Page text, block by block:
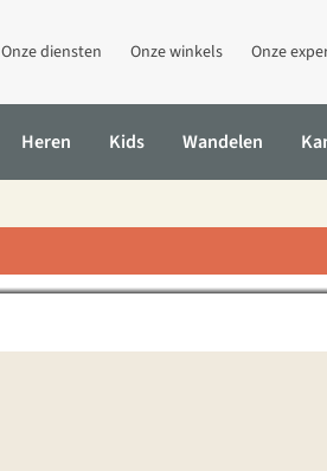
Onze diensten Onze winkels Onze
Heren Kids Wandelen
Getest: de Ayacucho Travelsheet
Getest: de